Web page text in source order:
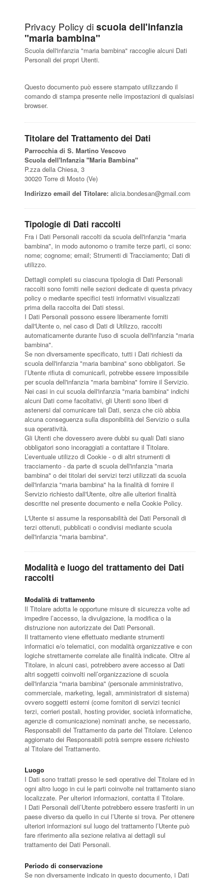
LA SCUOLA E I SUOI AMBIENTI
LE NOSTRE ESPERIENZE
INFORMAZIONI E ISCRIZIONI
EVENTI
NEWS
CONTATTI
Privacy Policy di scuola dell'infanzia
"maria bambina"
Scuola dell'infanzia "maria bambina" raccoglie alcuni Dati
Personali dei propri Utenti.
Questo documento può essere stampato utilizzando il
comando di stampa presente nelle impostazioni di qualsiasi
browser.
Titolare del Trattamento dei Dati
Parrocchia di S. Martino Vescovo
Scuola dell'Infanzia "Maria Bambina"
P.zza della Chiesa, 3
30020 Torre di Mosto (Ve)
Indirizzo email del Titolare: alicia.bondesan@gmail.com
Tipologie di Dati raccolti
Fra i Dati Personali raccolti da scuola dell'infanzia "maria
bambina", in modo autonomo o tramite terze parti, ci sono:
nome; cognome; email; Strumenti di Tracciamento; Dati di
utilizzo.
Dettagli completi su ciascuna tipologia di Dati Personali
raccolti sono forniti nelle sezioni dedicate di questa privacy
policy o mediante specifici testi informativi visualizzati
prima della raccolta dei Dati stessi.
I Dati Personali possono essere liberamente forniti
dall'Utente o, nel caso di Dati di Utilizzo, raccolti
automaticamente durante l'uso di scuola dell'infanzia "maria
bambina".
Se non diversamente specificato, tutti i Dati richiesti da
scuola dell'infanzia "maria bambina" sono obbligatori. Se
l’Utente rifiuta di comunicarli, potrebbe essere impossibile
per scuola dell'infanzia "maria bambina" fornire il Servizio.
Nei casi in cui scuola dell'infanzia "maria bambina" indichi
alcuni Dati come facoltativi, gli Utenti sono liberi di
astenersi dal comunicare tali Dati, senza che ciò abbia
alcuna conseguenza sulla disponibilità del Servizio o sulla
sua operatività.
Gli Utenti che dovessero avere dubbi su quali Dati siano
obbligatori sono incoraggiati a contattare il Titolare.
L’eventuale utilizzo di Cookie - o di altri strumenti di
tracciamento - da parte di scuola dell'infanzia "maria
bambina" o dei titolari dei servizi terzi utilizzati da scuola
dell'infanzia "maria bambina" ha la finalità di fornire il
Servizio richiesto dall'Utente, oltre alle ulteriori finalità
descritte nel presente documento e nella Cookie Policy.
L'Utente si assume la responsabilità dei Dati Personali di
terzi ottenuti, pubblicati o condivisi mediante scuola
dell'infanzia "maria bambina".
Modalità e luogo del trattamento dei Dati
raccolti
Modalità di trattamento
Il Titolare adotta le opportune misure di sicurezza volte ad
impedire l’accesso, la divulgazione, la modifica o la
distruzione non autorizzate dei Dati Personali.
Il trattamento viene effettuato mediante strumenti
informatici e/o telematici, con modalità organizzative e con
logiche strettamente correlate alle finalità indicate. Oltre al
Titolare, in alcuni casi, potrebbero avere accesso ai Dati
altri soggetti coinvolti nell’organizzazione di scuola
dell'infanzia "maria bambina" (personale amministrativo,
commerciale, marketing, legali, amministratori di sistema)
ovvero soggetti esterni (come fornitori di servizi tecnici
terzi, corrieri postali, hosting provider, società informatiche,
agenzie di comunicazione) nominati anche, se necessario,
Responsabili del Trattamento da parte del Titolare. L’elenco
aggiornato dei Responsabili potrà sempre essere richiesto
al Titolare del Trattamento.
Luogo
I Dati sono trattati presso le sedi operative del Titolare ed in
ogni altro luogo in cui le parti coinvolte nel trattamento siano
localizzate. Per ulteriori informazioni, contatta il Titolare.
I Dati Personali dell’Utente potrebbero essere trasferiti in un
paese diverso da quello in cui l’Utente si trova. Per ottenere
ulteriori informazioni sul luogo del trattamento l’Utente può
fare riferimento alla sezione relativa ai dettagli sul
trattamento dei Dati Personali.
Periodo di conservazione
Se non diversamente indicato in questo documento, i Dati